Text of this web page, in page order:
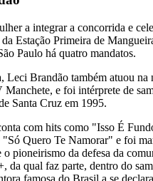
a integrar a concorrida e
Estação Primeira de
Paulo há quatro mandatos.
Leci Brandão também atuou na
e foi intérprete de
Santa Cruz em 1995.
com hits como "Isso É
Quero Te Namorar" e foi
o pioneirismo da defesa da
da qual faz parte, dentro do
famosa do Brasil a se